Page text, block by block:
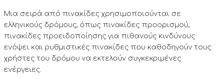
Μια σειρά από πινακίδες χρησιμοποιούνται σε
ελληνικούς δρόμους, όπως πινακίδες προορισμού,
πινακίδες προειδοποίησης για πιθανούς κινδύνους
ενόψει και ρυθμιστικές πινακίδες που καθοδηγούν τους
χρήστες του δρόμου να εκτελούν συγκεκριμένες
ενέργειες.